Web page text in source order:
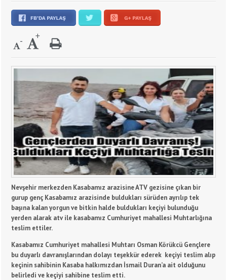
Nevşehir merkezden Kasabamız arazisine ATV gezisine çıkan bir
gurup genç Kasabamız arazisinde buldukları sürüden ayrılıp tek
başına kalan yorgun ve bitkin halde buldukları keçiyi bulunduğu
yerden alarak atv ile kasabamız Cumhuriyet mahallesi Muhtarlığına
teslim ettiler.
Kasabamız Cumhuriyet mahallesi Muhtarı Osman Körükcü Gençlere
bu duyarlı davranışlarından dolayı teşekkür ederek keçiyi teslim alıp
keçinin sahibinin Kasaba halkımızdan İsmail Duran’a ait olduğunu
belirledi ve keçiyi sahibine teslim etti.